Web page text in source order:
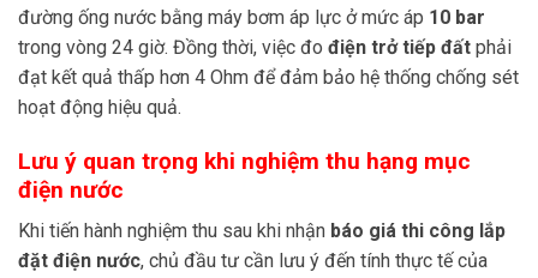
đường ống nước bằng máy bơm áp lực ở mức áp 10 bar
trong vòng 24 giờ. Đồng thời, việc đo điện trở tiếp đất phải
đạt kết quả thấp hơn 4 Ohm để đảm bảo hệ thống chống sét
hoạt động hiệu quả.
Lưu ý quan trọng khi nghiệm thu hạng mục
điện nước
Khi tiến hành nghiệm thu sau khi nhận báo giá thi công lắp
đặt điện nước, chủ đầu tư cần lưu ý đến tính thực tế của